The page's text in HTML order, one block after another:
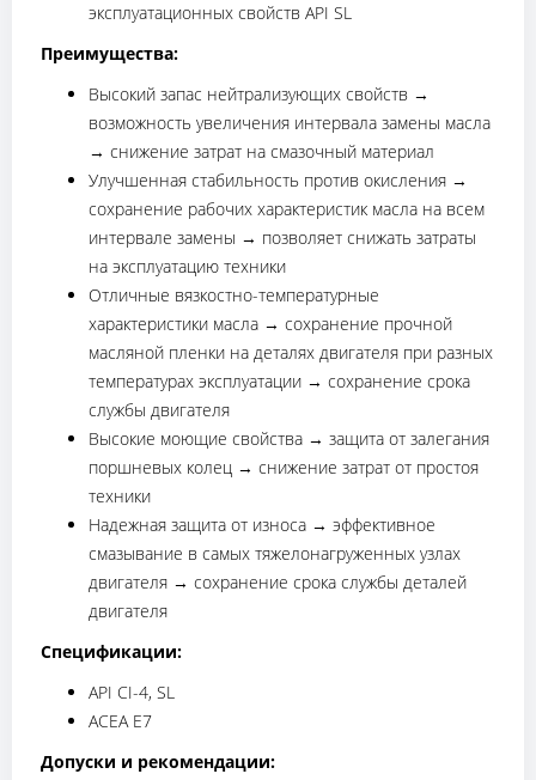
эксплуатационных свойств API SL
Преимущества:
Высокий запас нейтрализующих свойств →
возможность увеличения интервала замены масла
→ снижение затрат на смазочный материал
Улучшенная стабильность против окисления →
сохранение рабочих характеристик масла на всем
интервале замены → позволяет снижать затраты
на эксплуатацию техники
Отличные вязкостно-температурные
характеристики масла → сохранение прочной
масляной пленки на деталях двигателя при разных
температурах эксплуатации → сохранение срока
службы двигателя
Высокие моющие свойства → защита от залегания
поршневых колец → снижение затрат от простоя
техники
Надежная защита от износа → эффективное
смазывание в самых тяжелонагруженных узлах
двигателя → сохранение срока службы деталей
двигателя
Спецификации:
API CI-4, SL
ACEA E7
Допуски и рекомендации: